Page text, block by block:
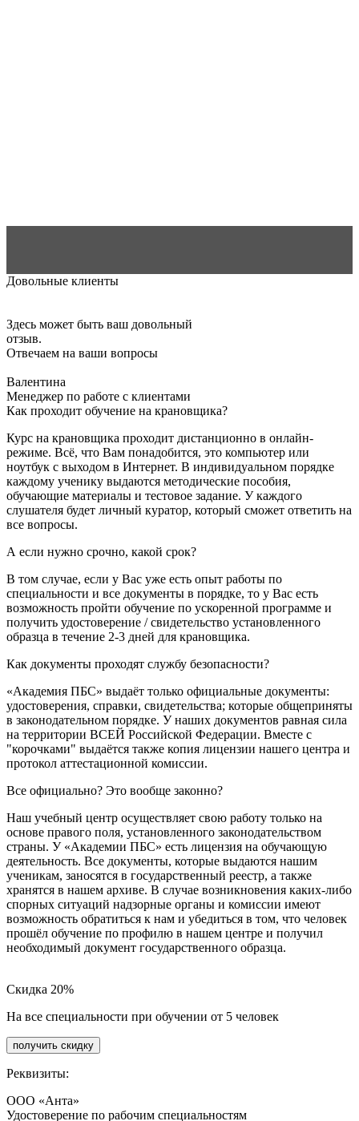
Довольные клиенты
Здесь может быть ваш довольный
отзыв.
Отвечаем на ваши вопросы
Валентина
Менеджер по работе с клиентами
Как проходит обучение на крановщика?
Курс на крановщика проходит дистанционно в онлайн-
режиме. Всё, что Вам понадобится, это компьютер или
ноутбук с выходом в Интернет. В индивидуальном порядке
каждому ученику выдаются методические пособия,
обучающие материалы и тестовое задание. У каждого
слушателя будет личный куратор, который сможет ответить на
все вопросы.
А если нужно срочно, какой срок?
В том случае, если у Вас уже есть опыт работы по
специальности и все документы в порядке, то у Вас есть
возможность пройти обучение по ускоренной программе и
получить удостоверение / свидетельство установленного
образца в течение 2-3 дней для крановщика.
Как документы проходят службу безопасности?
«Академия ПБС» выдаёт только официальные документы:
удостоверения, справки, свидетельства; которые общеприняты
в законодательном порядке. У наших документов равная сила
на территории ВСЕЙ Российской Федерации. Вместе с
"корочками" выдаётся также копия лицензии нашего центра и
протокол аттестационной комиссии.
Все официально? Это вообще законно?
Наш учебный центр осуществляет свою работу только на
основе правого поля, установленного законодательством
страны. У «Академии ПБС» есть лицензия на обучающую
деятельность. Все документы, которые выдаются нашим
ученикам, заносятся в государственный реестр, а также
хранятся в нашем архиве. В случае возникновения каких-либо
спорных ситуаций надзорные органы и комиссии имеют
возможность обратиться к нам и убедиться в том, что человек
прошёл обучение по профилю в нашем центре и получил
необходимый документ государственного образца.
Скидка 20%
На все специальности при обучении от 5 человек
получить скидку
Реквизиты:
ООО «Анта»
Удостоверение по рабочим специальностям